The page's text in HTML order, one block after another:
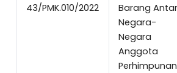
43/PMK.010/2022
Barang Antar
Negara-
Negara
Anggota
Perhimpunan